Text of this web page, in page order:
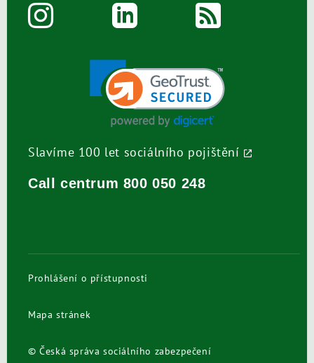
Slavíme 100 let sociálního pojištění
Call centrum 800 050 248
Prohlášení o přístupnosti
Mapa stránek
© Česká správa sociálního zabezpečení